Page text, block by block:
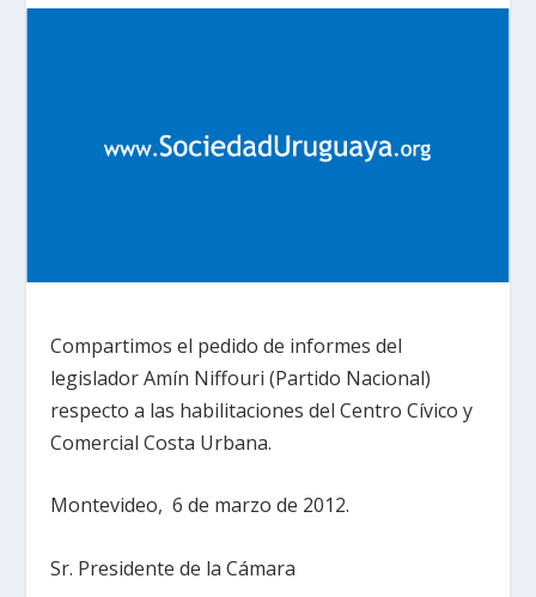
Compartimos el pedido de informes del
legislador Amín Niffouri (Partido Nacional)
respecto a las habilitaciones del Centro Cívico y
Comercial Costa Urbana.
Montevideo, 6 de marzo de 2012.
Sr. Presidente de la Cámara